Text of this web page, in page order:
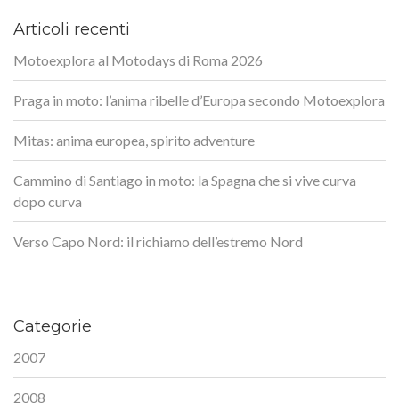
Articoli recenti
Motoexplora al Motodays di Roma 2026
Praga in moto: l’anima ribelle d’Europa secondo Motoexplora
Mitas: anima europea, spirito adventure
Cammino di Santiago in moto: la Spagna che si vive curva
dopo curva
Verso Capo Nord: il richiamo dell’estremo Nord
Categorie
2007
2008